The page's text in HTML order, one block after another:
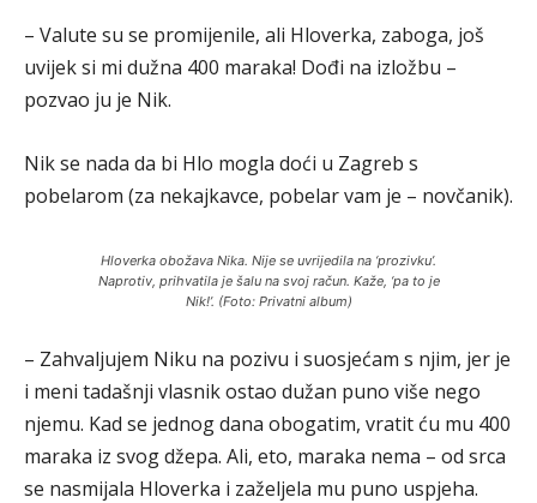
– Valute su se promijenile, ali Hloverka, zaboga, još
uvijek si mi dužna 400 maraka! Dođi na izložbu –
pozvao ju je Nik.
Nik se nada da bi Hlo mogla doći u Zagreb s
pobelarom (za nekajkavce, pobelar vam je – novčanik).
Hloverka obožava Nika. Nije se uvrijedila na ‘prozivku’.
Naprotiv, prihvatila je šalu na svoj račun. Kaže, ‘pa to je
Nik!’. (Foto: Privatni album)
– Zahvaljujem Niku na pozivu i suosjećam s njim, jer je
i meni tadašnji vlasnik ostao dužan puno više nego
njemu. Kad se jednog dana obogatim, vratit ću mu 400
maraka iz svog džepa. Ali, eto, maraka nema – od srca
se nasmijala Hloverka i zaželjela mu puno uspjeha.